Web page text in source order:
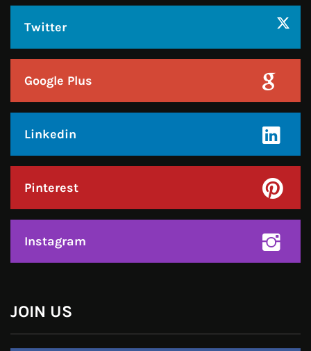
Linkedin
Pinterest
Instagram
हमसे जुड़े !!